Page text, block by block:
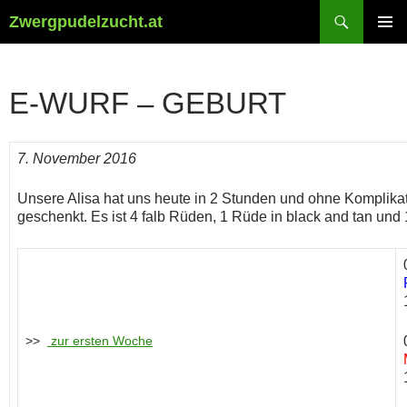
Zwergpudelzucht.at
E-WURF – GEBURT
7. November 2016
Unsere Alisa hat uns heute in 2 Stunden und ohne
geschenkt. Es ist 4 falb Rüden, 1 Rüde in black and tan
>> zur ersten Woche